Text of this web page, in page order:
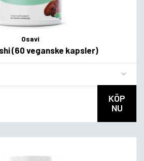
Osavi
(60 veganske kapsler)
KÖP
NU